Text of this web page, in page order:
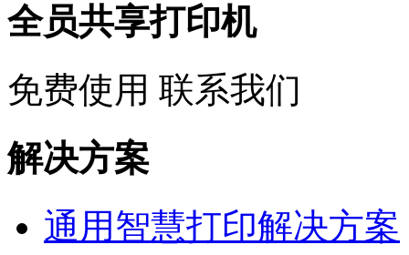
全员共享打印机
免费使用 联系我们
解决方案
通用智慧打印解决方案